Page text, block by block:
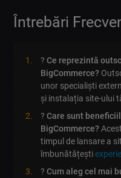
Întrebări
?Ce reprezintă
BigCommerce?
unor specialiști
și instalația site-ului
?Care sunt
BigCommerce?
timpul de lansare a
îmbunătățești
?Cum aleg cel mai